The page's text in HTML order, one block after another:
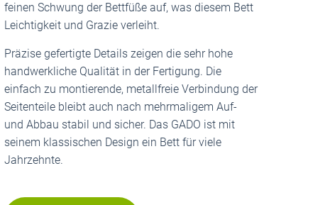
feinen Schwung der Bettfüße auf, was diesem Bett
Leichtigkeit und Grazie verleiht.
Präzise gefertigte Details zeigen die sehr hohe
handwerkliche Qualität in der Fertigung. Die
einfach zu montierende, metallfreie Verbindung der
Seitenteile bleibt auch nach mehrmaligem Auf-
und Abbau stabil und sicher. Das GADO ist mit
seinem klassischen Design ein Bett für viele
Jahrzehnte.